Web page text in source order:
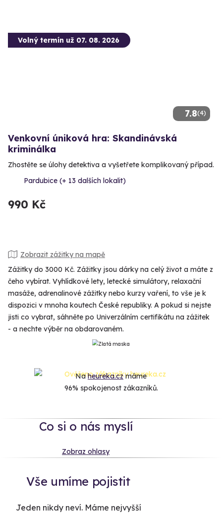
7.8(4)
Volný termín už 07. 08. 2026
Venkovní úniková hra: Skandinávská
kriminálka
Zhostěte se úlohy detektiva a vyšetřete komplikovaný případ.
Pardubice (+ 13 dalších lokalit)
990 Kč
Zobrazit zážitky na mapě
Zážitky do 3000 Kč. Zážitky jsou dárky na celý život a máte z
čeho vybírat. Vyhlídkové lety, letecké simulátory, relaxační
masáže, adrenalinové zážitky nebo kurzy vaření, to vše je k
dispozici v mnoha koutech České republiky. A pokud si nejste
jisti co vybrat, sáhněte po Univerzálním certifikátu na zážitek
- a nechte výběr na obdarovaném.
Naheureka.czmáme
96% spokojenost zákazníků.
Co si o nás myslí
Zobraz ohlasy
Vše umíme pojistit
Jeden nikdy neví. Máme nejvyšší